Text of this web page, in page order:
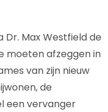
Dr. Max Westfield de
moeten afzeggen in
van zijn nieuw
de
een vervanger